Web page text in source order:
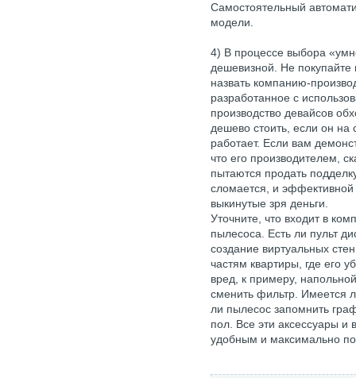
Самостоятельный
модели.
4) В процессе выбора
дешевизной. Не
назвать компанию-
разработанное с
производство девайсов
дешево стоить, если он
работает. Если вам
что его производителем,
пытаются продать
сломается, и эффективной
выкинутые зря деньги.
Уточните, что входит в
пылесоса. Есть ли пульт
создание виртуальных
частям квартиры, где его
вред, к примеру,
сменить фильтр. Имеется
ли пылесос запомнить
пол. Все эти аксессуары и
удобным и максимально